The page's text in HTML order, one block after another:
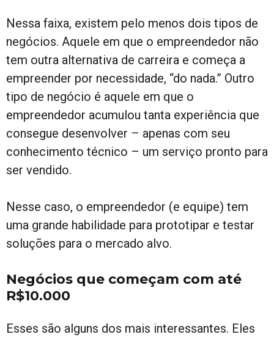
Nessa faixa, existem pelo menos dois tipos de
negócios. Aquele em que o empreendedor não
tem outra alternativa de carreira e começa a
empreender por necessidade, “do nada.” Outro
tipo de negócio é aquele em que o
empreendedor acumulou tanta experiência que
consegue desenvolver – apenas com seu
conhecimento técnico – um serviço pronto para
ser vendido.
Nesse caso, o empreendedor (e equipe) tem
uma grande habilidade para prototipar e testar
soluções para o mercado alvo.
Negócios que começam com até
R$10.000
Esses são alguns dos mais interessantes. Eles